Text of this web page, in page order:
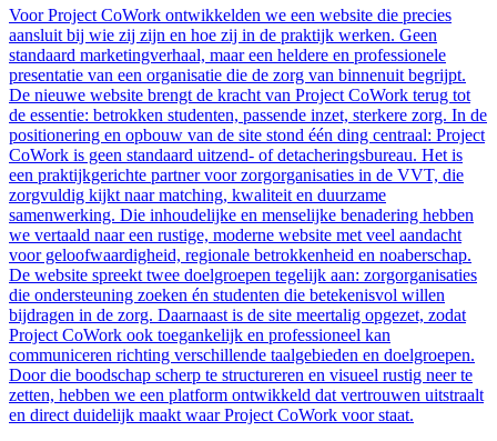
Voor Project CoWork ontwikkelden we een website die precies
aansluit bij wie zij zijn en hoe zij in de praktijk werken. Geen
standaard marketingverhaal, maar een heldere en professionele
presentatie van een organisatie die de zorg van binnenuit begrijpt.
De nieuwe website brengt de kracht van Project CoWork terug tot
de essentie: betrokken studenten, passende inzet, sterkere zorg. In de
positionering en opbouw van de site stond één ding centraal: Project
CoWork is geen standaard uitzend- of detacheringsbureau. Het is
een praktijkgerichte partner voor zorgorganisaties in de VVT, die
zorgvuldig kijkt naar matching, kwaliteit en duurzame
samenwerking. Die inhoudelijke en menselijke benadering hebben
we vertaald naar een rustige, moderne website met veel aandacht
voor geloofwaardigheid, regionale betrokkenheid en noaberschap.
De website spreekt twee doelgroepen tegelijk aan: zorgorganisaties
die ondersteuning zoeken én studenten die betekenisvol willen
bijdragen in de zorg. Daarnaast is de site meertalig opgezet, zodat
Project CoWork ook toegankelijk en professioneel kan
communiceren richting verschillende taalgebieden en doelgroepen.
Door die boodschap scherp te structureren en visueel rustig neer te
zetten, hebben we een platform ontwikkeld dat vertrouwen uitstraalt
en direct duidelijk maakt waar Project CoWork voor staat.